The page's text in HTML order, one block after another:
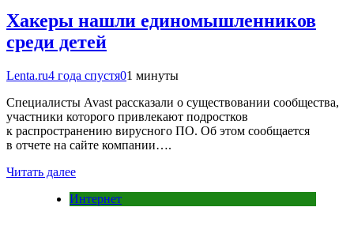
Хакеры нашли единомышленников
среди детей
Lenta.ru4 года спустя01 минуты
Специалисты Avast рассказали о существовании сообщества,
участники которого привлекают подростков
к распространению вирусного ПО. Об этом сообщается
в отчете на сайте компании….
Читать далее
Интернет